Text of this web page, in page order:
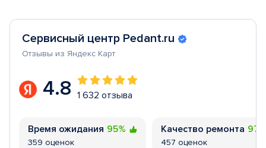
Сервисный центр Pedant.ru
Отзывы из Яндекс Карт
4.8 1 632 отзыва
Время ожидания 95%
359 оценок
Качество ремонта
457 оценок